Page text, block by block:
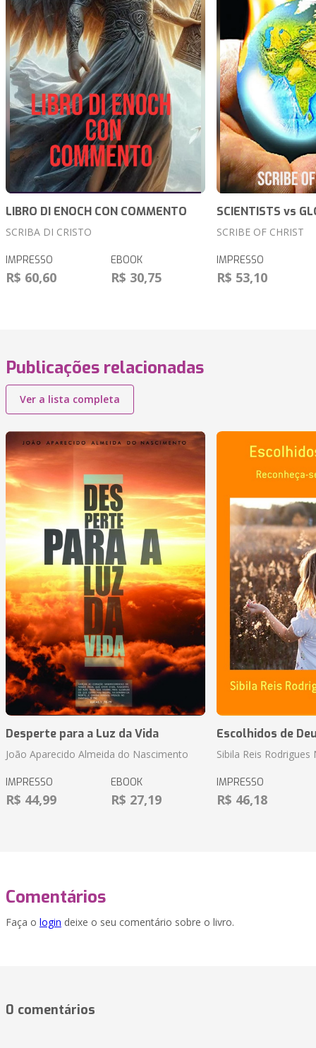
LIBRO DI ENOCH CON COMMENTO
SCRIBA DI CRISTO
IMPRESSO
R$ 60,60
EBOOK
R$ 30,75
SCIENTISTS vs
SCRIBE OF CHRIST
IMPRESSO
R$ 53,10
Publicações relacionadas
Ver a lista completa
Desperte para a Luz da Vida
João Aparecido Almeida do Nascimento
IMPRESSO
R$ 44,99
EBOOK
R$ 27,19
Escolhidos de
Sibila Reis
IMPRESSO
R$ 46,18
Comentários
Faça o login deixe o seu comentário sobre o livro.
0 comentários